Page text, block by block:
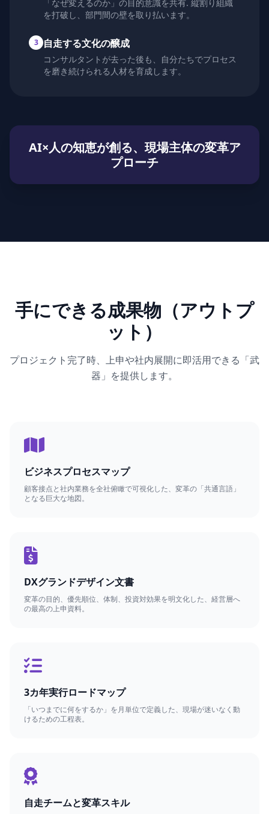
「なぜ変えるのか」の目的意識を共有. 縦割り組織
を打破し、部門間の壁を取り払います。
3 自走する文化の醸成
コンサルタントが去った後も、自分たちでプロセス
を磨き続けられる人材を育成します。
AI×人の知恵が創る、現場主体の変革ア
プローチ
手にできる成果物（アウトプ
ット）
プロジェクト完了時、上申や社内展開に即活用できる「武
器」を提供します。
ビジネスプロセスマップ
顧客接点と社内業務を全社俯瞰で可視化した、変革の「共通言語」
となる巨大な地図。
DXグランドデザイン文書
変革の目的、優先順位、体制、投資対効果を明文化した、経営層へ
の最高の上申資料。
3カ年実行ロードマップ
「いつまでに何をするか」を月単位で定義した、現場が迷いなく動
けるための工程表。
自走チームと変革スキル